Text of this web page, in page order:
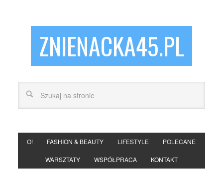
ZNIENACKA45.PL
O! FASHION & BEAUTY LIFESTYLE POLECANE
WARSZTATY WSPÓŁPRACA KONTAKT